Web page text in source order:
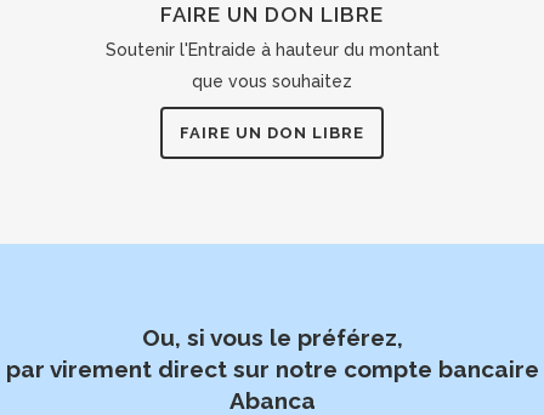
FAIRE UN DON LIBRE
Soutenir l'Entraide à hauteur du montant
que vous souhaitez
FAIRE UN DON LIBRE
Ou, si vous le préférez,
par virement direct sur notre compte bancaire
Abanca